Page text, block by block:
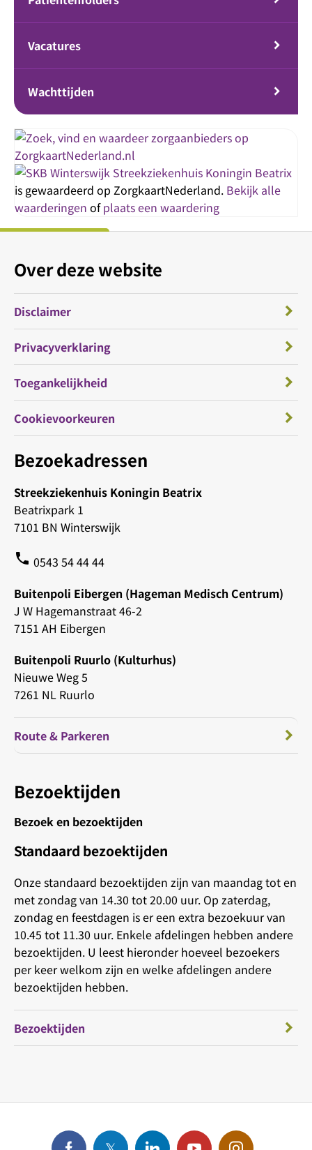
Vacatures
Wachttijden
Streekziekenhuis Koningin Beatrix
is gewaardeerd op ZorgkaartNederland. Bekijk alle
waarderingen ofplaats een waardering
Bezoekadressen
Streekziekenhuis Koningin Beatrix
Beatrixpark 1
7101 BN Winterswijk
phone 0543 54 44 44
Buitenpoli Eibergen (Hageman Medisch Centrum)
J W Hagemanstraat 46-2
7151 AH Eibergen
Buitenpoli Ruurlo (Kulturhus)
Nieuwe Weg 5
7261 NL Ruurlo
Route & Parkeren
Bezoektijden
Bezoek en bezoektijden
Standaard bezoektijden
Onze standaard bezoektijden zijn van maandag tot en
met zondag van 14.30 tot 20.00 uur. Op zaterdag,
zondag en feestdagen is er een extra bezoekuur van
10.45 tot 11.30 uur. Enkele afdelingen hebben andere
bezoektijden. U leest hieronder hoeveel bezoekers
per keer welkom zijn en welke afdelingen andere
bezoektijden hebben.
Bezoektijden
Over deze website
Disclaimer
Privacyverklaring
Toegankelijkheid
Cookievoorkeuren